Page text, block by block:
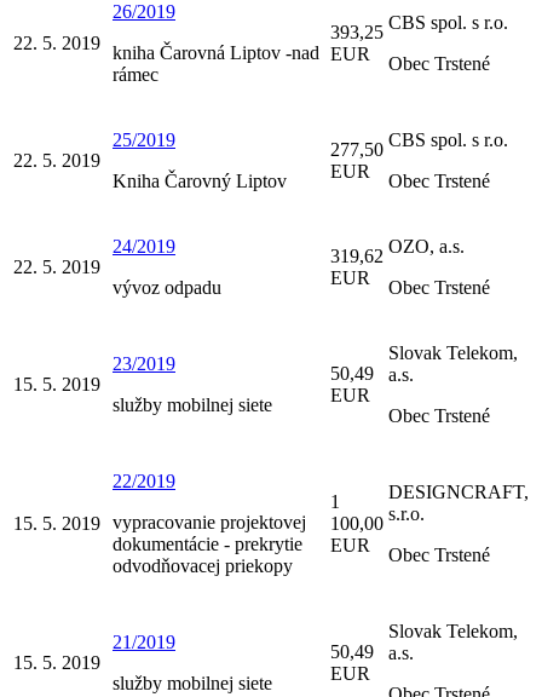
22. 5. 2019
26/2019
kniha Čarovná Liptov -nad
rámec
393,25
EUR
CBS spol. s r.o.
Obec Trstené
22. 5. 2019
25/2019
Kniha Čarovný Liptov
277,50
EUR
CBS spol. s r.o.
Obec Trstené
22. 5. 2019
24/2019
vývoz odpadu
319,62
EUR
OZO, a.s.
Obec Trstené
15. 5. 2019
23/2019
služby mobilnej siete
50,49
EUR
Slovak Telekom,
a.s.
Obec Trstené
15. 5. 2019
22/2019
vypracovanie projektovej
dokumentácie - prekrytie
odvodňovacej priekopy
1
100,00
EUR
DESIGNCRAFT,
s.r.o.
Obec Trstené
15. 5. 2019
21/2019
služby mobilnej siete
50,49
EUR
Slovak Telekom,
a.s.